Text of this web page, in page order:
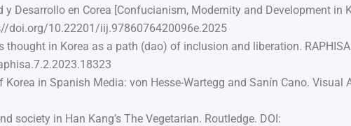
Desarrollo en Corea [Confucianism, Modernity and Development in
doi.org/10.22201/iij.9786076420096e.2025
thought in Korea as a path (dao) of inclusion and liberation.
in Spanish Media: von Hesse-Wartegg and Sanín Cano. Visual
society in Han Kang’s The Vegetarian. Routledge. DOI: